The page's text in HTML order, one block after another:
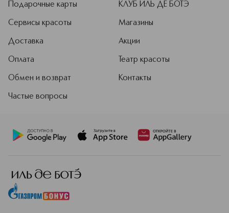
Подарочные карты
Сервисы красоты
Доставка
Оплата
Обмен и возврат
Частые вопросы
КЛУБ ИЛЬ ДЕ БОТЭ
Магазины
Акции
Театр красоты
Контакты